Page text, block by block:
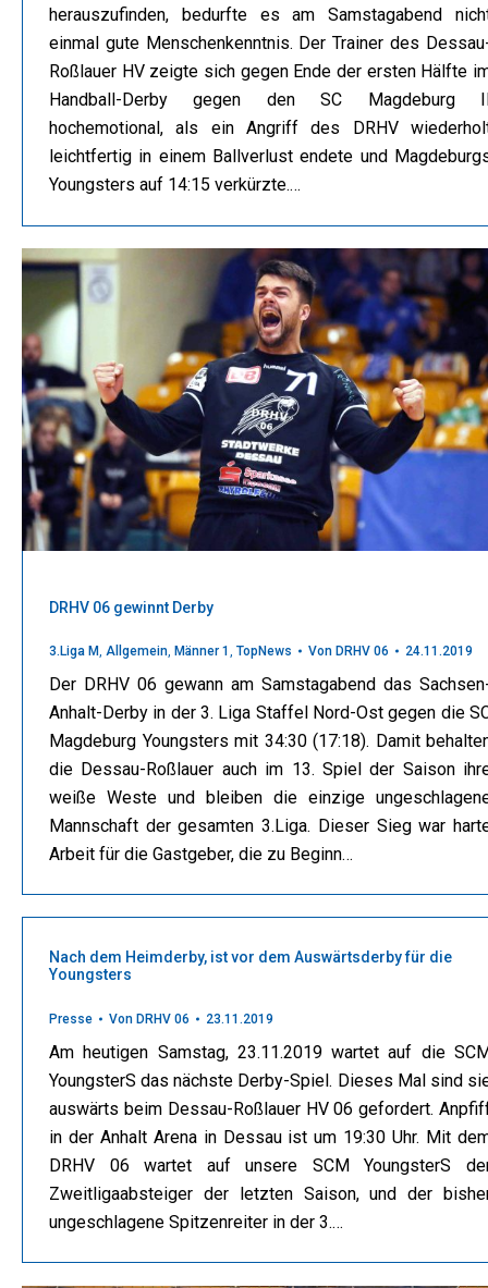
herauszufinden, bedurfte es am Samstagabend
einmal gute Menschenkenntnis. Der Trainer des
Roßlauer HV zeigte sich gegen Ende der ersten Hälfte
Handball-Derby gegen den SC Magdeburg
hochemotional, als ein Angriff des DRHV
leichtfertig in einem Ballverlust endete und
Youngsters auf 14:15 verkürzte.…
DRHV 06 gewinnt Derby
3.Liga M, Allgemein, Männer 1 , TopNews Von DRHV 06 24.11.2019
Der DRHV 06 gewann am Samstagabend das
Anhalt-Derby in der 3. Liga Staffel Nord-Ost gegen die
Magdeburg Youngsters mit 34:30 (17:18). Damit
die Dessau-Roßlauer auch im 13. Spiel der Saison
weiße Weste und bleiben die einzige
Mannschaft der gesamten 3.Liga. Dieser Sieg war
Arbeit für die Gastgeber, die zu Beginn…
Nach dem Heimderby, ist vor dem Auswärtsderby für die
Youngsters
Presse Von DRHV 06 23.11.2019
Am heutigen Samstag, 23.11.2019 wartet auf die
YoungsterS das nächste Derby-Spiel. Dieses Mal sind
auswärts beim Dessau-Roßlauer HV 06 gefordert.
in der Anhalt Arena in Dessau ist um 19:30 Uhr. Mit
DRHV 06 wartet auf unsere SCM YoungsterS
Zweitligaabsteiger der letzten Saison, und der
ungeschlagene Spitzenreiter in der 3.…